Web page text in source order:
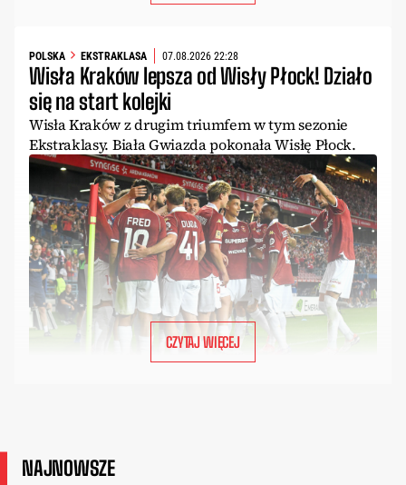
POLSKA EKSTRAKLASA 07.08.2026 22:28
Wisła Kraków lepsza od Wisły Płock! Działo
się na start kolejki
Wisła Kraków z drugim triumfem w tym sezonie
Ekstraklasy. Biała Gwiazda pokonała Wisłę Płock.
CZYTAJ WIĘCEJ
NAJNOWSZE